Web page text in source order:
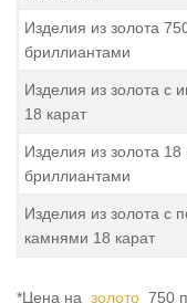
Изделия из золота
бриллиантами
Изделия из золота с
18 карат
Изделия из золота 18
бриллиантами
Изделия из золота с
камнями 18 карат
*Цена на золото 750